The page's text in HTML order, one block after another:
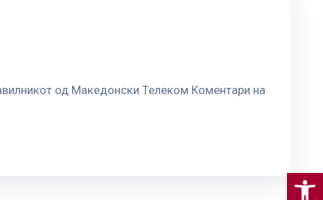
од Македонски Телеком Коментари на